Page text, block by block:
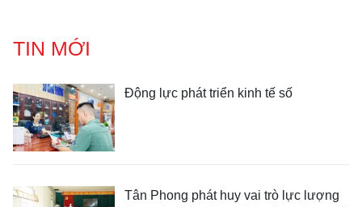
TIN MỚI
Động lực phát triển kinh tế số
Tân Phong phát huy vai trò lực lượng